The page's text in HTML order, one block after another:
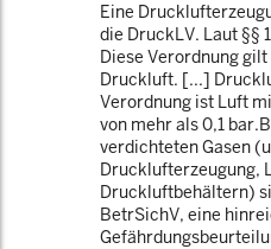
Eine
die DruckLV. Laut §§
Diese Verordnung
Druckluft. [...]
Verordnung ist Luft
von mehr als 0,1
verdichteten Gasen
Drucklufterzeugung,
Druckluftbehältern)
BetrSichV, eine